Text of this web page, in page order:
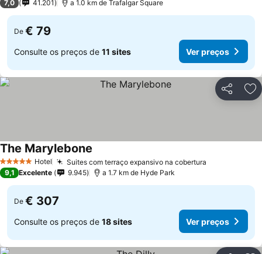
7,0 41.201 a 1.0 km de Trafalgar Square
De € 79
Consulte os preços de 11 sites Ver preços
Partilhar
5 Estrelas Hotel Suites com terraço expansivo na cobertura
The Marylebone
9,1 Excelente 9.945 a 1.7 km de Hyde Park
De € 307
Consulte os preços de 18 sites Ver preços